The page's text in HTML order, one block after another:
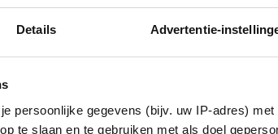
Details Advertentie-
persoonlijke gegevens (bijv. uw IP-adres)
te slaan en te gebruiken met als doel
deze mini fotoprinter van Action
je je favoriete foto’s binnen één